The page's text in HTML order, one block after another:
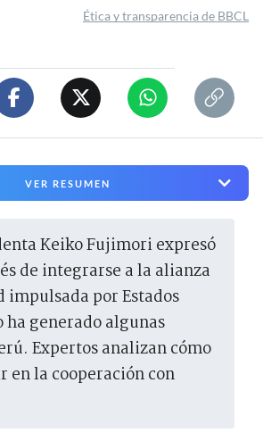
Ética y transparencia de BBCL
VER RESUMEN
de integrarse a la alianza
impulsada por Estados
generado algunas
Expertos analizan cómo
la cooperación con